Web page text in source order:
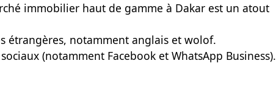
immobilier haut de gamme à Dakar est un atout
étrangères, notamment anglais et wolof.
(notamment Facebook et WhatsApp Business).